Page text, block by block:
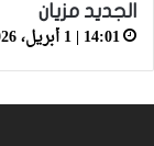
الجديد مزيان
14:01 | 1 أبريل، 2026